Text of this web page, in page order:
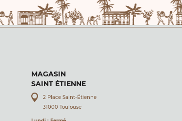
MAGASIN
SAINT ÉTIENNE
2 Place Saint-Étienne
31000 Toulouse